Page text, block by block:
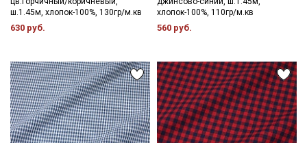
ш.1.45м, хлопок-100%, 130гр/м.кв
630 руб.
хлопок-100%, 110гр/м.кв
560 руб.